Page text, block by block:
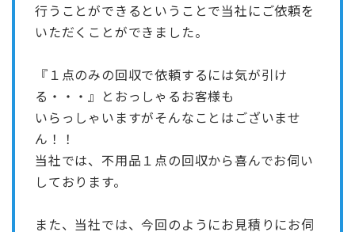
行うことができるということで当社にご依頼を
いただくことができました。
『１点のみの回収で依頼するには気が引け
る・・・』とおっしゃるお客様も
いらっしゃいますがそんなことはございませ
ん！！
当社では、不用品１点の回収から喜んでお伺い
しております。
また、当社では、今回のようにお見積りにお伺